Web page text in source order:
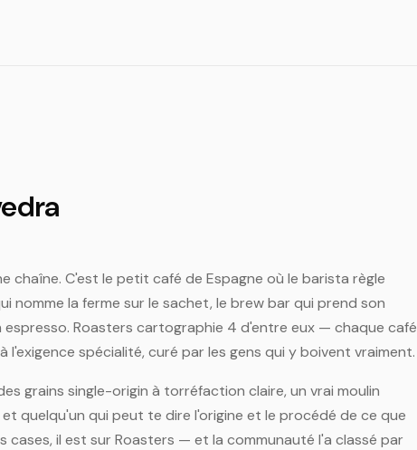
chaîne. C'est le petit café de Espagne où le barista règle
nomme la ferme sur le sachet, le brew bar qui prend son
Roasters cartographie 4 d'entre eux — chaque café
spécialité, curé par les gens qui y boivent vraiment.
grains single-origin à torréfaction claire, un vrai moulin
quelqu'un qui peut te dire l'origine et le procédé de ce que
cases, il est sur Roasters — et la communauté l'a classé par